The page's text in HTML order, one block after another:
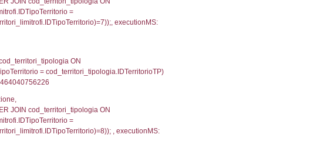
INNER JOIN cod_territori_tipologia ON
=
reg_f_territori_limitrofi.Denominazione,
INNER JOIN cod_territori_tipologia ON
=
executionMS:
f_territori_limitrofi.Denominazione,